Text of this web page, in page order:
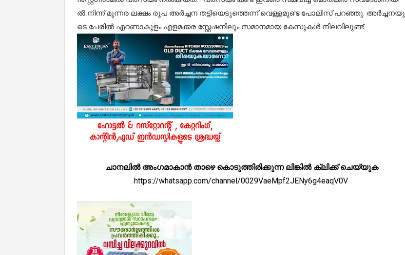
ൽ നി​ന്ന് മൂ​ന്ന​ര ല​ക്ഷം രൂ​പ അ​ർ​ച്ച​ന ത​ട്ടി​യെ​ടു​ത്തെ​ന്ന് വെ​ള്ള​മു​ണ്ട പോ​ലീ​സ് പ​റ​ഞ്ഞു. അ​ർ​ച്ച​ന​യു​
ടെ പേ​രി​ൽ എ​റ​ണാ​കു​ളം എ​ള​മ​ക്ക​ര സ്റ്റേ​ഷ​നി​ലും സ​മാ​ന​മാ​യ കേ​സു​ക​ൾ നി​ല​വി​ലു​ണ്ട്.
ചാനലിൽ അംഗമാകാൻ താഴെ കൊടുത്തിരിക്കുന്ന ലിങ്കിൽ ക്ലിക്ക് ചെയ്യുക
https://whatsapp.com/channel/0029VaeMpf2JENy6g4eaqV0V